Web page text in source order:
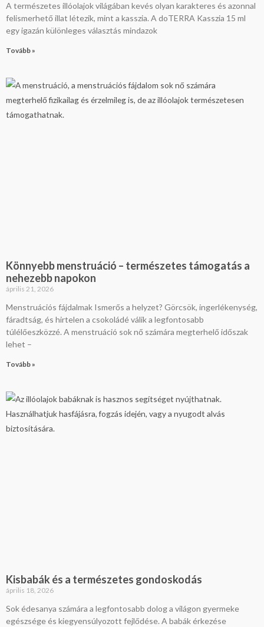
A természetes illóolajok világában kevés olyan karakteres és azonnal
felismerhető illat létezik, mint a kasszia. A doTERRA Kasszia 15 ml
egy igazán különleges választás mindazok
Tovább »
Könnyebb menstruáció – természetes támogatás a
nehezebb napokon
április 21, 2026
Menstruációs fájdalmak Ismerős a helyzet? Görcsök, ingerlékenység,
fáradtság, és hirtelen a csokoládé válik a legfontosabb
túlélőeszközzé. A menstruáció sok nő számára megterhelő időszak
lehet –
Tovább »
Kisbabák és a természetes gondoskodás
április 18, 2026
Sok édesanya számára a legfontosabb dolog a világon gyermeke
egészsége és kiegyensúlyozott fejlődése. A babák érkezése